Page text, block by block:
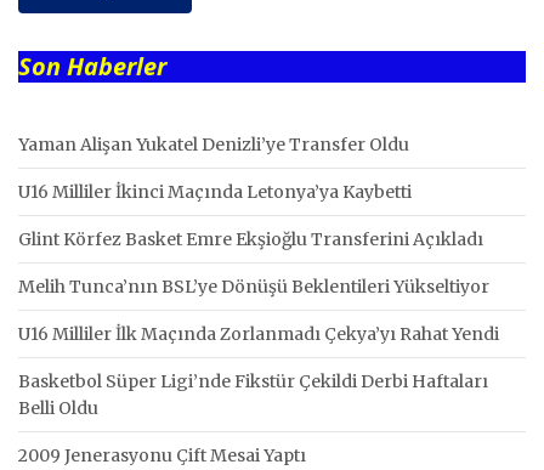
Son Haberler
Yaman Alişan Yukatel Denizli’ye Transfer Oldu
U16 Milliler İkinci Maçında Letonya’ya Kaybetti
Glint Körfez Basket Emre Ekşioğlu Transferini Açıkladı
Melih Tunca’nın BSL’ye Dönüşü Beklentileri Yükseltiyor
U16 Milliler İlk Maçında Zorlanmadı Çekya’yı Rahat Yendi
Basketbol Süper Ligi’nde Fikstür Çekildi Derbi Haftaları
Belli Oldu
2009 Jenerasyonu Çift Mesai Yaptı